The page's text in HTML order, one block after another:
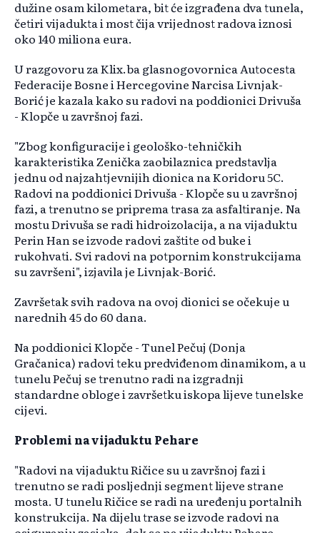
dužine osam kilometara, bit će izgrađena dva tunela,
četiri vijadukta i most čija vrijednost radova iznosi
oko 140 miliona eura.
U razgovoru za Klix.ba glasnogovornica Autocesta
Federacije Bosne i Hercegovine Narcisa Livnjak-
Borić je kazala kako su radovi na poddionici Drivuša
- Klopče u završnoj fazi.
"Zbog konfiguracije i geološko-tehničkih
karakteristika Zenička zaobilaznica predstavlja
jednu od najzahtjevnijih dionica na Koridoru 5C.
Radovi na poddionici Drivuša - Klopče su u završnoj
fazi, a trenutno se priprema trasa za asfaltiranje. Na
mostu Drivuša se radi hidroizolacija, a na vijaduktu
Perin Han se izvode radovi zaštite od buke i
rukohvati. Svi radovi na potpornim konstrukcijama
su završeni", izjavila je Livnjak-Borić.
Završetak svih radova na ovoj dionici se očekuje u
narednih 45 do 60 dana.
Na poddionici Klopče - Tunel Pečuj (Donja
Gračanica) radovi teku predviđenom dinamikom, a u
tunelu Pečuj se trenutno radi na izgradnji
standardne obloge i završetku iskopa lijeve tunelske
cijevi.
Problemi na vijaduktu Pehare
"Radovi na vijaduktu Ričice su u završnoj fazi i
trenutno se radi posljednji segment lijeve strane
mosta. U tunelu Ričice se radi na uređenju portalnih
konstrukcija. Na dijelu trase se izvode radovi na